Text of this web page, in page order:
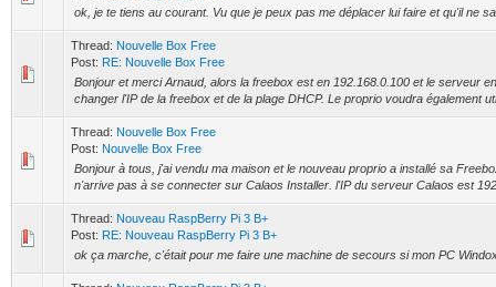
ok, je te tiens au courant. Vu que je peux pas me déplacer lui faire et qu'il ne
Thread: Nouvelle Box Free
Post: RE: Nouvelle Box Free
Bonjour et merci Arnaud, alors la freebox est en 192.168.0.100 et le serveur
changer l'IP de la freebox et de la plage DHCP. Le proprio voudra également
Thread: Nouvelle Box Free
Post: Nouvelle Box Free
Bonjour à tous, j'ai vendu ma maison et le nouveau proprio a installé sa
n'arrive pas à se connecter sur Calaos Installer. l'IP du serveur Calaos est
Thread: Nouveau RaspBerry Pi 3 B+
Post: RE: Nouveau RaspBerry Pi 3 B+
ok ça marche, c'était pour me faire une machine de secours si mon PC